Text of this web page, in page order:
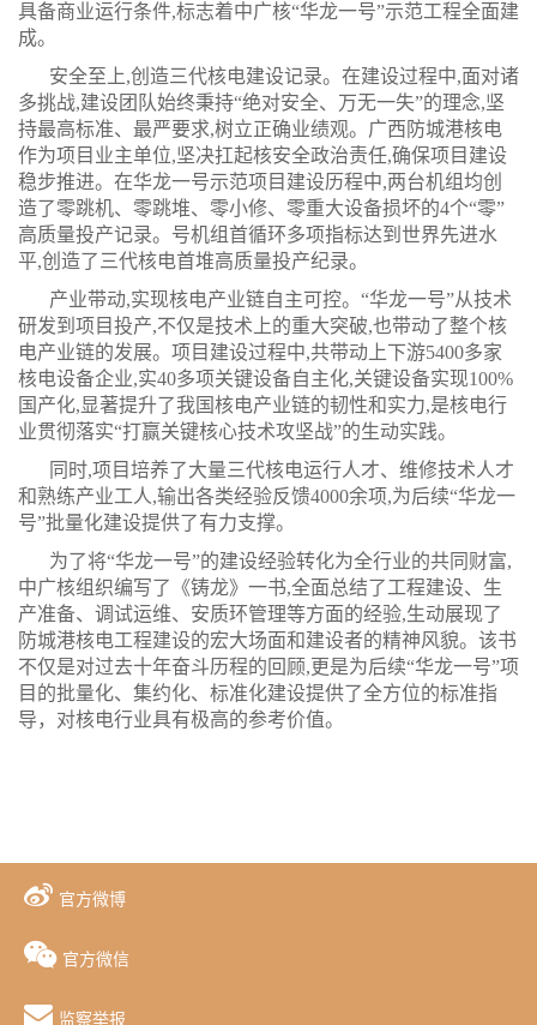
具备商业运行条件,标志着中广核“华龙一号”示范工程全面建
成。
安全至上,创造三代核电建设记录。在建设过程中,面对诸
多挑战,建设团队始终秉持“绝对安全、万无一失”的理念,坚
持最高标准、最严要求,树立正确业绩观。广西防城港核电
作为项目业主单位,坚决扛起核安全政治责任,确保项目建设
稳步推进。在华龙一号示范项目建设历程中,两台机组均创
造了零跳机、零跳堆、零小修、零重大设备损坏的4个“零”
高质量投产记录。号机组首循环多项指标达到世界先进水
平,创造了三代核电首堆高质量投产纪录。
产业带动,实现核电产业链自主可控。“华龙一号”从技术
研发到项目投产,不仅是技术上的重大突破,也带动了整个核
电产业链的发展。项目建设过程中,共带动上下游5400多家
核电设备企业,实40多项关键设备自主化,关键设备实现100%
国产化,显著提升了我国核电产业链的韧性和实力,是核电行
业贯彻落实“打赢关键核心技术攻坚战”的生动实践。
同时,项目培养了大量三代核电运行人才、维修技术人才
和熟练产业工人,输出各类经验反馈4000余项,为后续“华龙一
号”批量化建设提供了有力支撑。
为了将“华龙一号”的建设经验转化为全行业的共同财富,
中广核组织编写了《铸龙》一书,全面总结了工程建设、生
产准备、调试运维、安质环管理等方面的经验,生动展现了
防城港核电工程建设的宏大场面和建设者的精神风貌。该书
不仅是对过去十年奋斗历程的回顾,更是为后续“华龙一号”项
目的批量化、集约化、标准化建设提供了全方位的标准指
导 ，对核电行业具有极高的参考价值。
官方微博
官方微信
监察举报